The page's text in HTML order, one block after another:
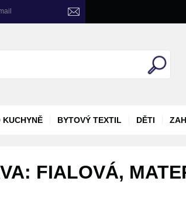
KUCHYNĚ BYTOVÝ TEXTIL DĚTI
FIALOVÁ,